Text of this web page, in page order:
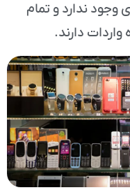
وجود ندارد و تمام
دارند‌.